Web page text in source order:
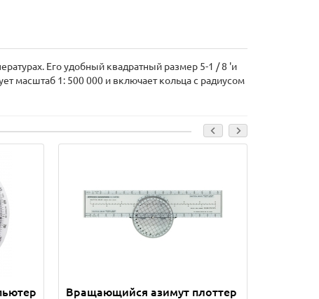
Его удобный квадратный размер 5-1 / 8 'и
масштаб 1: 500 000 и включает кольца с радиусом
Вращающийся азимут плоттер